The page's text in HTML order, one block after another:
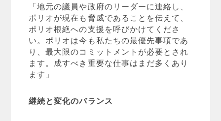
「地元の議員や政府のリーダーに連絡し、
ポリオが現在も脅威であることを伝えて、
ポリオ根絶への支援を呼びかけてくださ
い。ポリオは今も私たちの最優先事項であ
り、最大限のコミットメントが必要とされ
ます。成すべき重要な仕事はまだ多くあり
ます」
継続と変化のバランス